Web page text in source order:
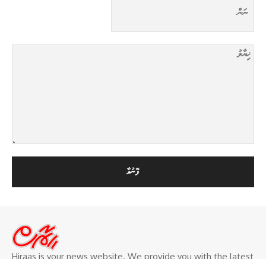
Hiraas is your news website. We provide you with the latest